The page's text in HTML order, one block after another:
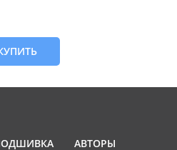
АВТОРЫ